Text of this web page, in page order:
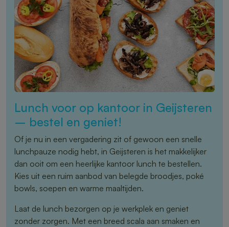
Lunch voor op kantoor in Geijsteren
– bestel en geniet!
Of je nu in een vergadering zit of gewoon een snelle
lunchpauze nodig hebt, in Geijsteren is het makkelijker
dan ooit om een heerlijke kantoor lunch te bestellen.
Kies uit een ruim aanbod van belegde broodjes, poké
bowls, soepen en warme maaltijden.
Laat de lunch bezorgen op je werkplek en geniet
zonder zorgen. Met een breed scala aan smaken en